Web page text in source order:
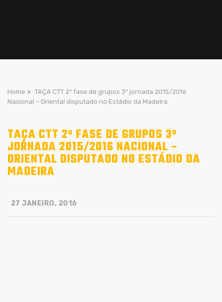
Home > TAÇA CTT 2ª fase de grupos 3ª jornada 2015/2016
Nacional – Oriental disputado no Estádio da Madeira
TAÇA CTT 2ª FASE DE GRUPOS 3ª
JORNADA 2015/2016 NACIONAL –
ORIENTAL DISPUTADO NO ESTÁDIO DA
MADEIRA
27 JANEIRO, 2016